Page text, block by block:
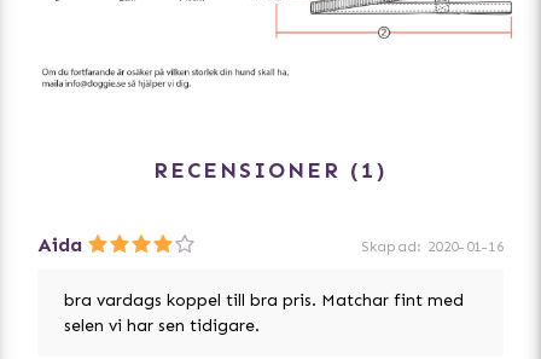
RECENSIONER 1
Aida Skapad: 2020-01-16
bra vardags koppel till bra pris. Matchar fint med
selen vi har sen tidigare.